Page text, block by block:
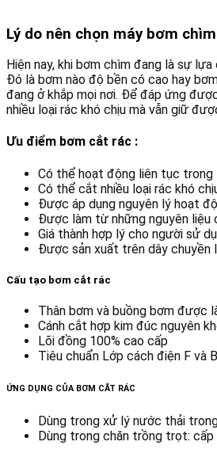
Lý do nên chọn máy bơm
Hiện nay, khi bơm chìm đang là sự
Đó là bơm nào độ bền có cao hay
đang ở khắp mọi nơi. Để đáp ứng
nhiều loại rác khó chịu mà vẫn giữ
Ưu điểm bơm cắt rác :
Có thể hoạt động liên tục trong
Có thể cắt nhiều loại rác khó
Được áp dụng nguyên lý hoạt
Được làm từ những nguyên liệu
Giá thành hợp lý cho người sử
Được sản xuất trên dây chuyền
Cấu tạo bơm cắt rác
Thân bơm và buồng bơm được
Cánh cắt hợp kim đúc nguyên
Lõi đồng 100% cao cấp
Tiêu chuẩn Lớp cách điện F và
ỨNG DỤNG CỦA BƠM CẮT RÁC
Dùng trong xử lý nước thải
Dùng trong chăn trồng trọt: